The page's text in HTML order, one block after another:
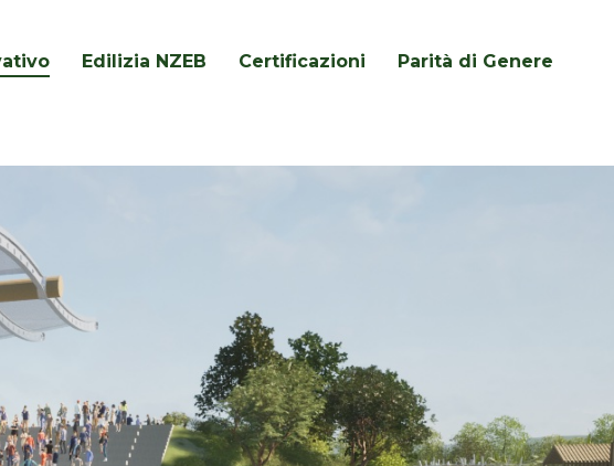
Edilizia NZEB Certificazioni Parità di Genere